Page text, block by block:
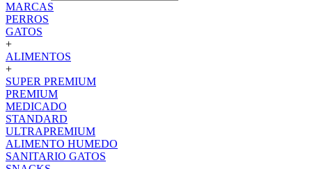
MARCAS
PERROS
GATOS
+
ALIMENTOS
+
SUPER PREMIUM
PREMIUM
MEDICADO
STANDARD
ULTRAPREMIUM
ALIMENTO HUMEDO
SANITARIO GATOS